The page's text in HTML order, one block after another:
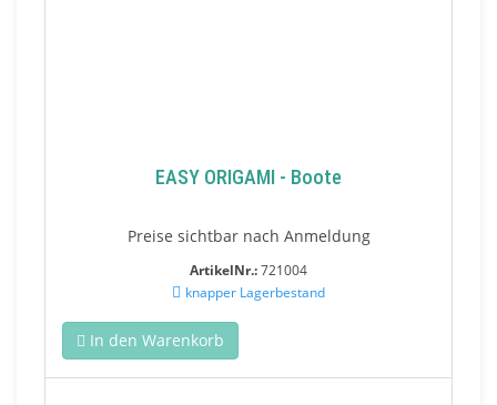
EASY ORIGAMI - Boote
Preise sichtbar nach Anmeldung
ArtikelNr.:721004
knapper Lagerbestand
In den Warenkorb